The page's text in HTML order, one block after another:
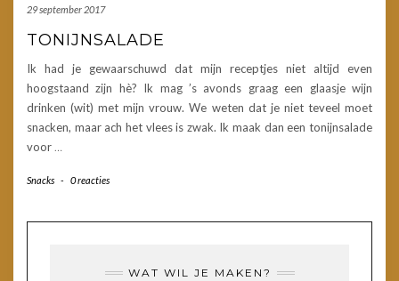
29 september 2017
TONIJNSALADE
Ik had je gewaarschuwd dat mijn receptjes niet altijd even
hoogstaand zijn hè? Ik mag ’s avonds graag een glaasje wijn
drinken (wit) met mijn vrouw. We weten dat je niet teveel moet
snacken, maar ach het vlees is zwak. Ik maak dan een tonijnsalade
voor …
Snacks - 0 reacties
WAT WIL JE MAKEN?